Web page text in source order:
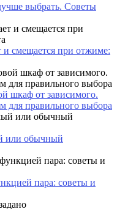
выбрать. Советы
смещается при отжиме:
шкаф от зависимого.
для правильного выбора
или обычный
пара: советы и